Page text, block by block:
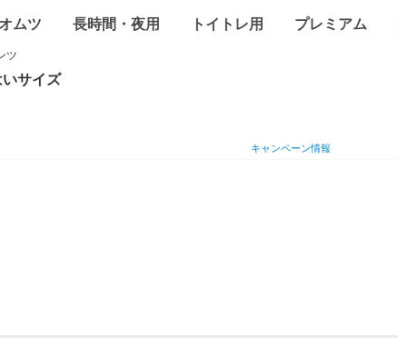
ムツ 長時間・夜用 トイトレ用 プレミアム
ツ
サイズ
キャンペーン情報